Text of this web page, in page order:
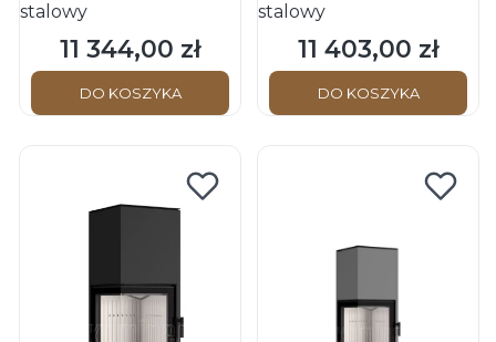
stalowy
Cena
11 344,00 zł
DO KOSZYKA
stalowy
Cena
11 403,00 zł
DO KOSZYKA